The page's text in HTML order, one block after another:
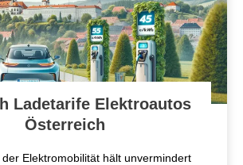
Ladetarife Elektroautos
Österreich
der Elektromobilität hält unvermindert